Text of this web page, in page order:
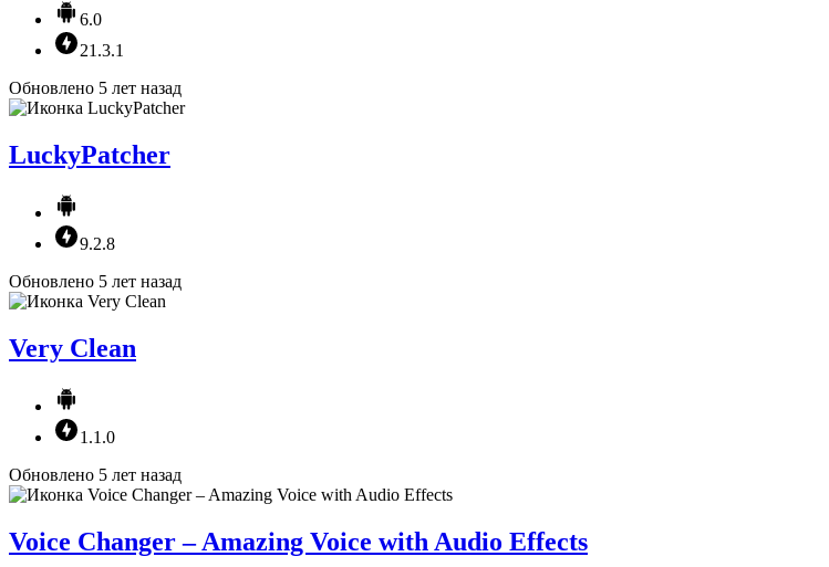
6.0
21.3.1
Обновлено 5 лет назад
LuckyPatcher
9.2.8
Обновлено 5 лет назад
Very Clean
1.1.0
Обновлено 5 лет назад
Voice Changer – Amazing Voice with Audio Effects